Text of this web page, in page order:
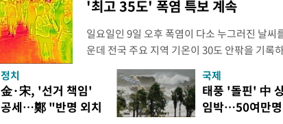
'최고 35도' 폭염 특보 계속
일요일인 9일 오후 폭염이 다소 누그러진 날씨
운데 전국 주요 지역 기온이 30도 안팎을 기록
더위가 꺾인 분위기다. 기상청에 따르면 이날 오
도(오산, 안성, 용인남부, 여주동남부), 전라남
화순, 보성, 광양, 강진, 영암, 신안(흑산면제외
면 제외), 곡성북부, 곡성남부, 해남북부,
정치
金·宋, '선거 책임'
공세…鄭 "반명 외치
국제
태풍 '돌핀' 中
임박…50여만